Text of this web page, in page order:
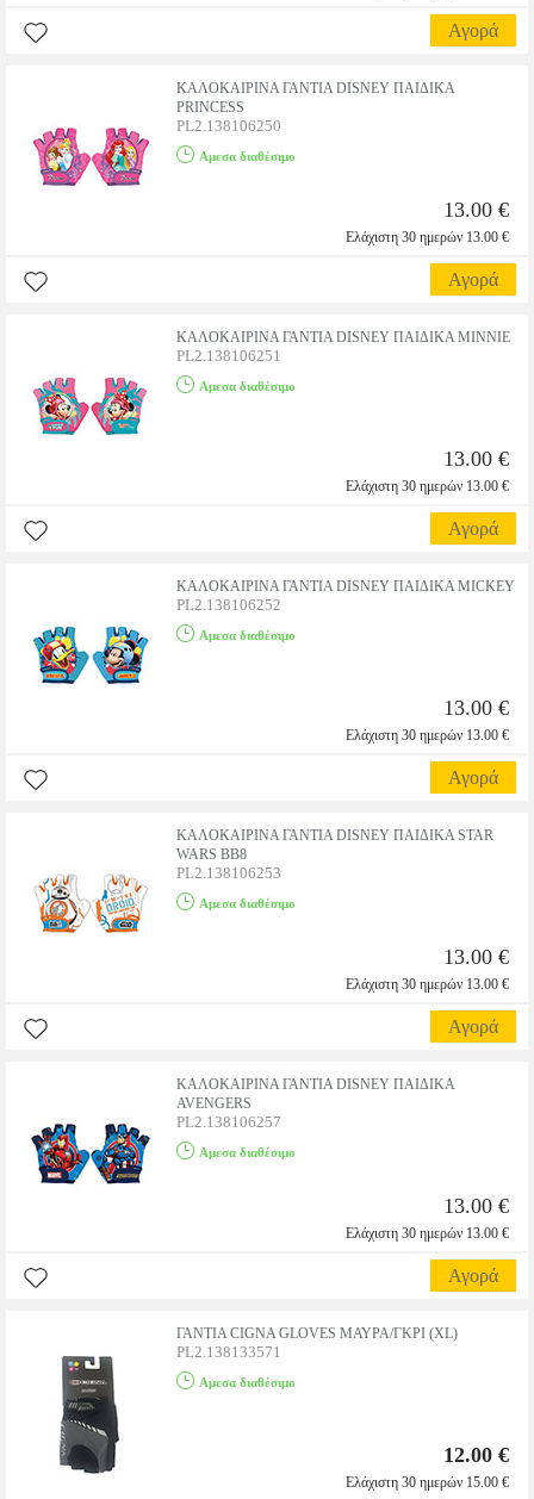
Αγορά
ΚΑΛΟΚΑΙΡΙΝΑ ΓΑΝΤΙΑ DISNEY ΠΑΙΔΙΚΑ
PRINCESS
PL2.138106250
Αμεσα διαθέσιμο
13.00 €
Ελάχιστη 30 ημερών 13.00 €
Αγορά
ΚΑΛΟΚΑΙΡΙΝΑ ΓΑΝΤΙΑ DISNEY ΠΑΙΔΙΚΑ MINNIE
PL2.138106251
Αμεσα διαθέσιμο
13.00 €
Ελάχιστη 30 ημερών 13.00 €
Αγορά
ΚΑΛΟΚΑΙΡΙΝΑ ΓΑΝΤΙΑ DISNEY ΠΑΙΔΙΚΑ MICKEY
PL2.138106252
Αμεσα διαθέσιμο
13.00 €
Ελάχιστη 30 ημερών 13.00 €
Αγορά
ΚΑΛΟΚΑΙΡΙΝΑ ΓΑΝΤΙΑ DISNEY ΠΑΙΔΙΚΑ STAR
WARS BB8
PL2.138106253
Αμεσα διαθέσιμο
13.00 €
Ελάχιστη 30 ημερών 13.00 €
Αγορά
ΚΑΛΟΚΑΙΡΙΝΑ ΓΑΝΤΙΑ DISNEY ΠΑΙΔΙΚΑ
AVENGERS
PL2.138106257
Αμεσα διαθέσιμο
13.00 €
Ελάχιστη 30 ημερών 13.00 €
Αγορά
ΓΑΝΤΙΑ CIGNA GLOVES ΜΑΥΡΑ/ΓΚΡΙ (XL)
PL2.138133571
Αμεσα διαθέσιμο
12.00 €
Ελάχιστη 30 ημερών 15.00 €